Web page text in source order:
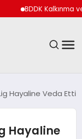
BDDK Kalkınma ve
Hayaline Veda Etti
Hayaline